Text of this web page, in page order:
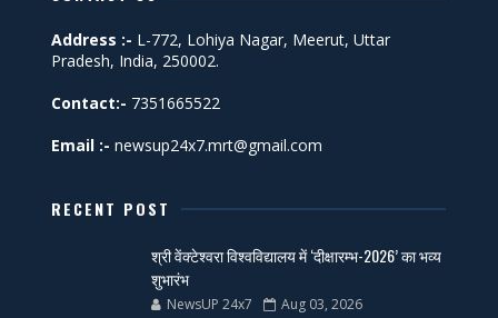
Address :- L-772, Lohiya Nagar, Meerut, Uttar
Pradesh, India, 250002.
Contact:- 7351665522
Email :- newsup24x7.mrt@gmail.com
RECENT POST
श्री वेंक्टेश्वरा विश्वविद्यालय में ‘दीक्षारम्भ-2026’ का भव्य
शुभारंभ
NewsUP 24x7 Aug 03, 2026